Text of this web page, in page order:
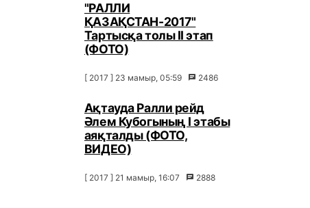
"РАЛЛИ
ҚАЗАҚСТАН-2017"
Тартысқа толы ІІ этап
(ФОТО)
[ 2017 ] 23 мамыр, 05:59 2486
Ақтауда Ралли рейд
Әлем Кубогының I этабы
аяқталды (ФОТО,
ВИДЕО)
[ 2017 ] 21 мамыр, 16:07 2888